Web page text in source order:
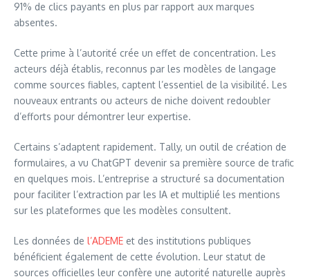
91% de clics payants en plus par rapport aux marques
absentes.
Cette prime à l’autorité crée un effet de concentration. Les
acteurs déjà établis, reconnus par les modèles de langage
comme sources fiables, captent l’essentiel de la visibilité. Les
nouveaux entrants ou acteurs de niche doivent redoubler
d’efforts pour démontrer leur expertise.
Certains s’adaptent rapidement. Tally, un outil de création de
formulaires, a vu ChatGPT devenir sa première source de trafic
en quelques mois. L’entreprise a structuré sa documentation
pour faciliter l’extraction par les IA et multiplié les mentions
sur les plateformes que les modèles consultent.
Les données de l’ADEME et des institutions publiques
bénéficient également de cette évolution. Leur statut de
sources officielles leur confère une autorité naturelle auprès